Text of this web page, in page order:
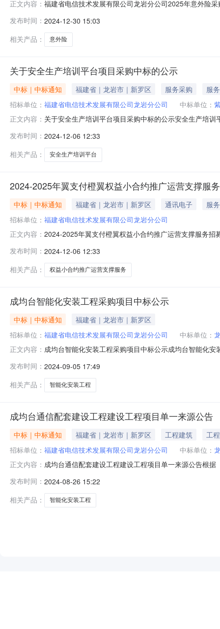
正文内容： 福建省电信技术发展有限公司龙岩分公司2025年意外险
限公司龙岩市中心支公司。2、中国人寿保险股份有限公
发布时间： 2024-12-30 15:03
相关产品：
意外险
关于安全生产培训平台项目采购中标的公示
中标｜中标通知 福建省｜龙岩市｜新罗区 服务采购
服务
招标单位： 福建省电信技术发展有限公司龙岩分公司 中标单位：
正文内容： 关于安全生产培训平台项目采购中标的公示安全生产培
公司2024年12月6日
发布时间： 2024-12-06 12:33
相关产品：
安全生产培训平台
2024-2025年翼支付橙翼权益小合约推广运营支撑服
中标｜中标通知 福建省｜龙岩市｜新罗区 通讯电子
服务
招标单位： 福建省电信技术发展有限公司龙岩分公司
正文内容： 2024-2025年翼支付橙翼权益小合约推广运营支撑服务
公司。公示期为即日起至2024年12月9日，公示期内对
箱：
发布时间： 2024-12-06 12:33
相关产品：
权益小合约推广运营支撑服务
成均台智能化安装工程采购项目中标公示
中标｜中标通知
福建省｜龙岩市｜新罗区
招标单位： 福建省电信技术发展有限公司龙岩分公司 中标单位：
正文内容： 成均台智能化安装工程采购项目中标公示成均台智能化
人提出。特此公示！龙岩电信技术分公司综合部电话：
发布时间： 2024-09-05 17:49
相关产品：
智能化安装工程
成均台通信配套建设工程建设工程项目单一来源公告
中标｜中标通知 福建省｜龙岩市｜新罗区 工程建筑
工程
招标单位： 福建省电信技术发展有限公司龙岩分公司 中标单位：
正文内容： 成均台通信配套建设工程建设工程项目单一来源公告根
采购单位地址：龙岩市新罗区登高东路206号通联大厦
一来源采购方式的原
发布时间： 2024-08-26 15:22
相关产品：
智能化安装工程